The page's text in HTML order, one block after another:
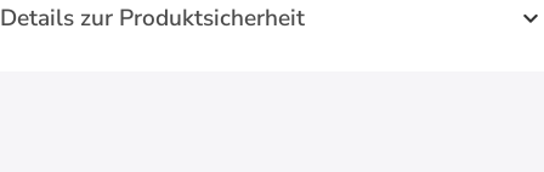
Details zur Produktsicherheit